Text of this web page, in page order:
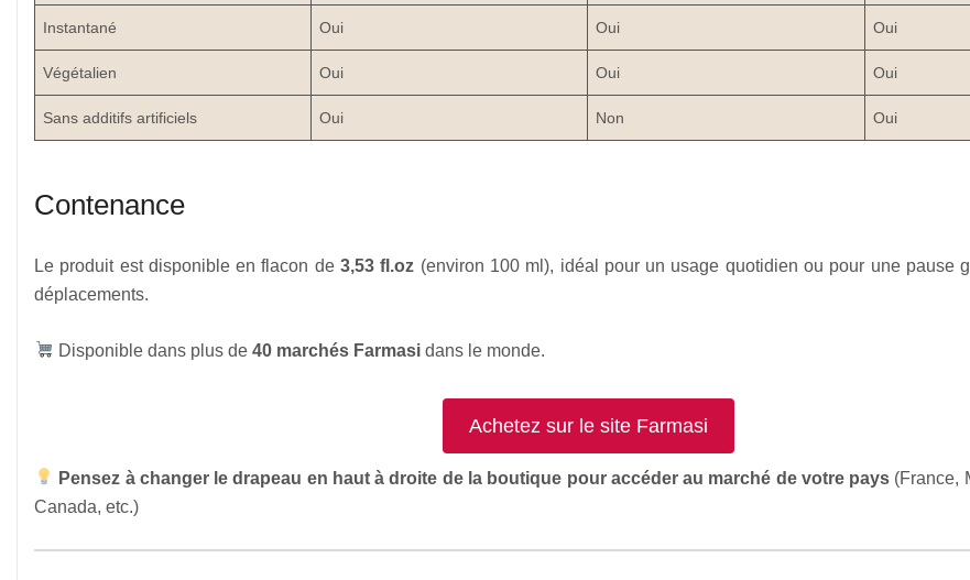
Instantané Oui Oui Oui
Végétalien Oui Oui Oui
Sans additifs artificiels Oui Non Oui
Contenance
Le produit est disponible en flacon de3,53 fl.oz (environ 100 ml), idéal pour un usage quotidien ou pour une pause
déplacements.
Disponible dans plus de40 marchés Farmasi dans le monde.
Achetez sur le site Farmasi
Pensez à changer le drapeau en haut à droite de la boutique pour accéder au marché de votre pays (France,
Canada, etc.)